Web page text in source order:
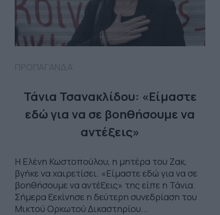
Τάνια Τσανακλίδου: «Είμαστε
εδώ για να σε βοηθήσουμε να
αντέξεις»
Η Ελένη Κωστοπούλου, η μητέρα του Ζακ,
βγήκε να χαιρετίσει. «Είμαστε εδώ για να σε
βοηθήσουμε να αντέξεις» της είπε η Τάνια.
Σήμερα ξεκίνησε η δεύτερη συνεδρίαση του
Μικτού Ορκωτού Δικαστηρίου...